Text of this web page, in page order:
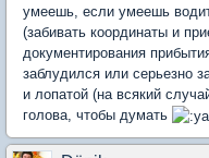
умеешь, если умеешь
(забивать координаты и
документирования
заблудился или серьезно
и лопатой (на всякий
голова, чтобы думать